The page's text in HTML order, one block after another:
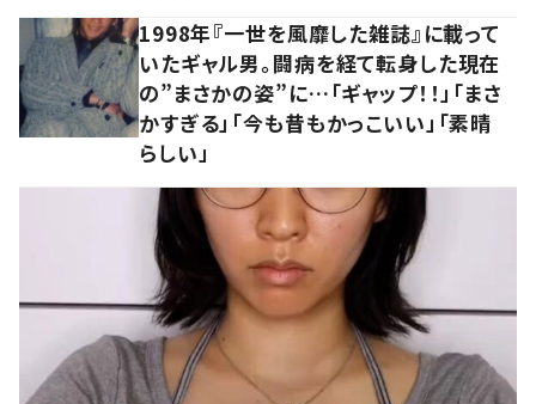
1998年『一世を風靡した雑誌』に載って
いたギャル男。闘病を経て転身した現在
の”まさかの姿”に…「ギャップ！！」「まさ
かすぎる」「今も昔もかっこいい」「素晴
らしい」